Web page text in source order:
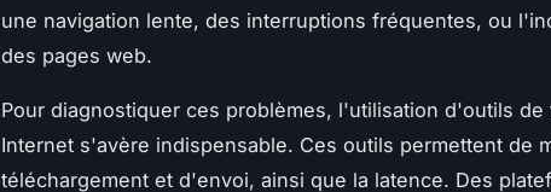
une navigation lente, des interruptions fréquentes, ou
des pages web.
Pour diagnostiquer ces problèmes, l'utilisation d'outils
Internet s'avère indispensable. Ces outils permettent de
téléchargement et d'envoi, ainsi que la latence. Des